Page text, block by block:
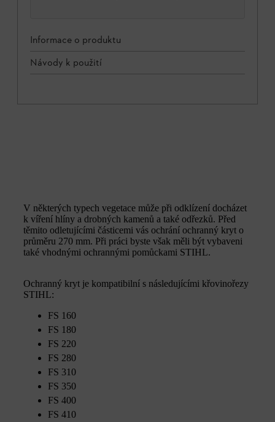
Informace o produktu
Návody k použití
V některých typech vegetace může při odklízení docházet
k víření hlíny a drobných kamenů a také odřezků. Před
těmito odletujícími částicemi vás ochrání ochranný kryt o
průměru 270 mm. Při práci byste však měli být vybaveni
také vhodnými ochrannými pomůckami STIHL.
Ochranný kryt je kompatibilní s následujícími křovinořezy
STIHL:
FS 160
FS 180
FS 220
FS 280
FS 310
FS 350
FS 400
FS 410